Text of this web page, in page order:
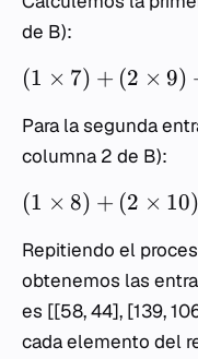
de B):
(1 × 7) + (2 × 9)
Para la segunda
columna 2 de B):
(1 × 8) + (2 × 10)
Repitiendo el
obtenemos las
es [[58, 44], [139,
cada elemento del